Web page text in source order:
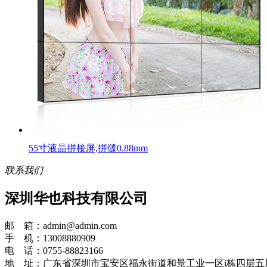
55寸液晶拼接屏,拼缝0.88mm
联系我们
深圳华也科技有限公司
邮 箱：admin@admin.com
手 机：13008880909
电 话：0755-88823166
地 址：广东省深圳市宝安区福永街道和景工业一区i栋四层五